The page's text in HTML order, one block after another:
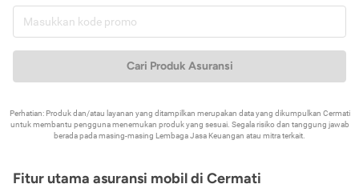
Cari Produk Asuransi
Perhatian: Produk dan/atau layanan yang ditampilkan merupakan data yang dikumpulkan Cermati
untuk membantu pengguna menemukan produk yang sesuai. Segala risiko dan tanggung jawab
berada pada masing-masing Lembaga Jasa Keuangan atau mitra terkait.
Fitur utama asuransi mobil di Cermati